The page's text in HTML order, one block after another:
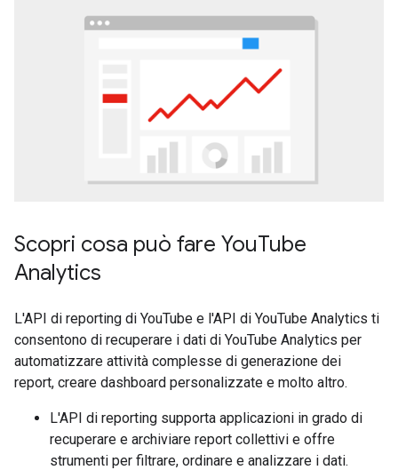
Scopri cosa può fare YouTube
Analytics
L'API di reporting di YouTube e l'API di YouTube Analytics ti
consentono di recuperare i dati di YouTube Analytics per
automatizzare attività complesse di generazione dei
report, creare dashboard personalizzate e molto altro.
L'API di reporting supporta applicazioni in grado di
recuperare e archiviare report collettivi e offre
strumenti per filtrare, ordinare e analizzare i dati.